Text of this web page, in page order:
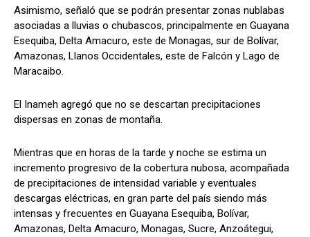
Asimismo, señaló que se podrán presentar zonas nublabas
asociadas a lluvias o chubascos, principalmente en Guayana
Esequiba, Delta Amacuro, este de Monagas, sur de Bolívar,
Amazonas, Llanos Occidentales, este de Falcón y Lago de
Maracaibo.
El Inameh agregó que no se descartan precipitaciones
dispersas en zonas de montaña.
Mientras que en horas de la tarde y noche se estima un
incremento progresivo de la cobertura nubosa, acompañada
de precipitaciones de intensidad variable y eventuales
descargas eléctricas, en gran parte del país siendo más
intensas y frecuentes en Guayana Esequiba, Bolívar,
Amazonas, Delta Amacuro, Monagas, Sucre, Anzoátegui,